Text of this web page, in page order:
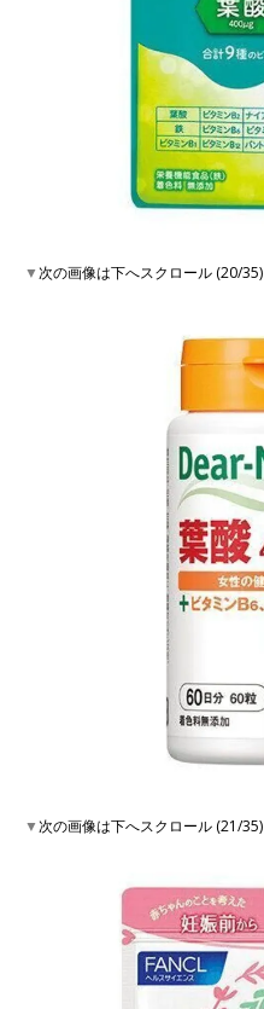
▼次の画像は下へスクロール (20/35)
▼次の画像は下へスクロール (21/35)